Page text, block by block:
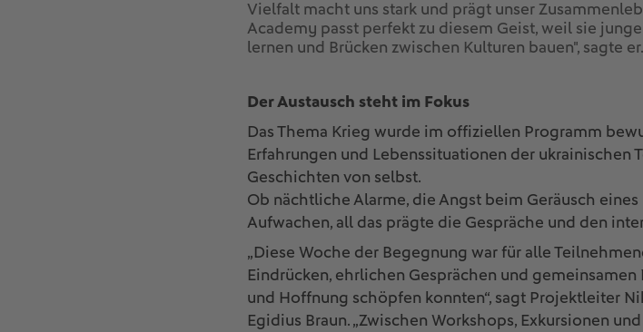
Vielfalt macht uns stark und prägt unser
Academy passt perfekt zu diesem Geist, weil sie
lernen und Brücken zwischen Kulturen bauen", sagte er.
Der Austausch steht im Fokus
Das Thema Krieg wurde im offiziellen Programm
Erfahrungen und Lebenssituationen der ukrainischen
Geschichten von selbst.
Ob nächtliche Alarme, die Angst beim Geräusch
Aufwachen, all das prägte die Gespräche und den
„Diese Woche der Begegnung war für alle
Eindrücken, ehrlichen Gesprächen und
und Hoffnung schöpfen konnten“, sagt Projektleiter
Egidius Braun. „Zwischen Workshops, Exkursionen